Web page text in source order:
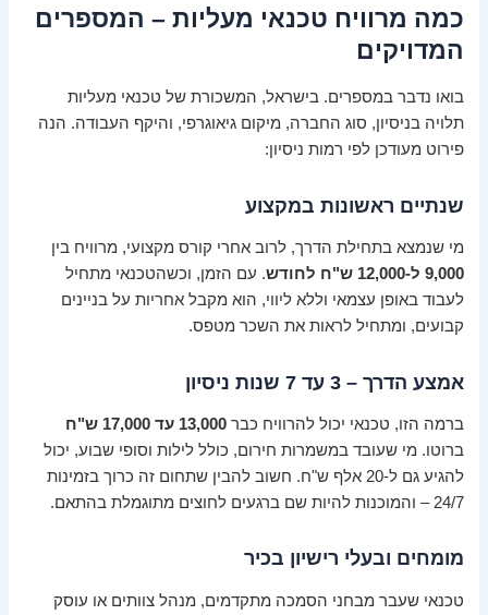
כמה מרוויח טכנאי מעליות – המספרים
המדויקים
בואו נדבר במספרים. בישראל, המשכורת של טכנאי מעליות
תלויה בניסיון, סוג החברה, מיקום גיאוגרפי, והיקף העבודה. הנה
פירוט מעודכן לפי רמות ניסיון:
שנתיים ראשונות במקצוע
מי שנמצא בתחילת הדרך, לרוב אחרי קורס מקצועי, מרוויח בין
9,000 ל-12,000 ש"ח לחודש
. עם הזמן, וכשהטכנאי מתחיל
לעבוד באופן עצמאי וללא ליווי, הוא מקבל אחריות על בניינים
קבועים, ומתחיל לראות את השכר מטפס.
אמצע הדרך – 3 עד 7 שנות ניסיון
ברמה הזו, טכנאי יכול להרוויח כבר13,000 עד 17,000 ש"ח
ברוטו. מי שעובד במשמרות חירום, כולל לילות וסופי שבוע, יכול
להגיע גם ל-20 אלף ש"ח. חשוב להבין שתחום זה כרוך בזמינות
24/7 – והמוכנות להיות שם ברגעים לחוצים מתוגמלת בהתאם.
מומחים ובעלי רישיון בכיר
טכנאי שעבר מבחני הסמכה מתקדמים, מנהל צוותים או עוסק